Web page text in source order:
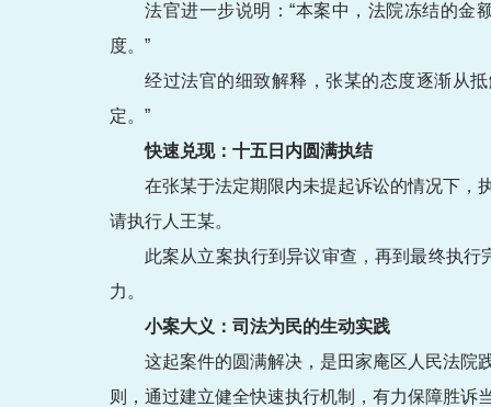
法官进一步说明：“本案中，法院冻结的金
度。”
经过法官的细致解释，张某的态度逐渐从
定。”
快速兑现：十五日内圆满执结
在张某于法定期限内未提起诉讼的情况下，
请执行人王某。
此案从立案执行到异议审查，再到最终执行
力。
小案大义：司法为民的生动实践
这起案件的圆满解决，是田家庵区人民法院
则，通过建立健全快速执行机制，有力保障胜诉